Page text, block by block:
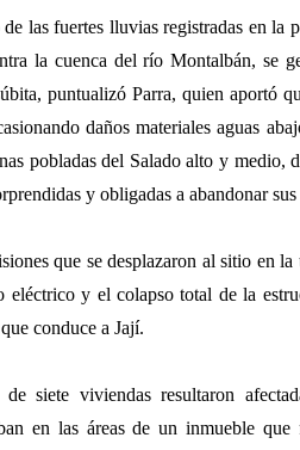
las fuertes lluvias registradas en la
la cuenca del río Montalbán, se
puntualizó Parra, quien aportó
daños materiales aguas
pobladas del Salado alto y medio,
y obligadas a abandonar
que se desplazaron al sitio en
eléctrico y el colapso total de la
conduce a Jají.
siete viviendas resultaron
en las áreas de un inmueble